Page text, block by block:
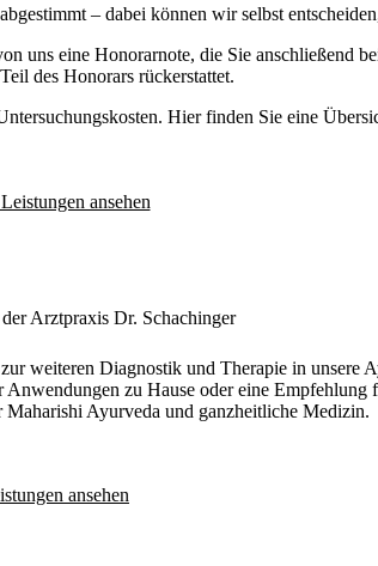
– dabei können wir selbst
eine Honorarnote, die Sie anschließend
des Honorars rückerstattet.
Hier finden Sie eine
ansehen
Arztpraxis Dr. Schachinger
weiteren Diagnostik und Therapie in
zu Hause oder eine
Ayurveda und ganzheitliche Medizin.
ansehen